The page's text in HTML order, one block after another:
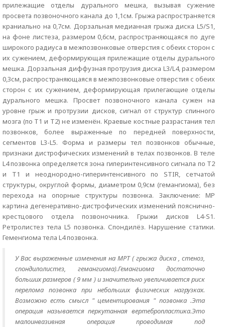
прилежащие отделы дурального мешка, вызывая сужение
просвета позвоночного канала до 1,1см. Грыжа распространяется
краниально на 0,7см. Дорзальная медианная грыжа диска L5/S1,
на фоне листеза, размером 0,6см, распространяющаяся по дуге
широкого радиуса в межпозвонковые отверстия с обеих сторон с
их сужением, деформирующая прилежащие отделы дурального
мешка. Дорзальная диффузная протрузия диска L3/L4, размером
0,3см, распространяющаяся в межпозвонковые отверстия с обеих
сторон с их сужением, деформирующая прилегающие отделы
дурального мешка. Просвет позвоночного канала сужен на
уровне грыж и протрузии дисков, сигнал от структур спинного
мозга (по Т1 и Т2) не изменён. Краевые костные разрастания тел
позвонков, более выраженные по передней поверхности,
сегментов L3-L5. Форма и размеры тел позвонков обычные,
признаки дистрофических изменений в телах позвонков. В теле
L4 позвонка определяется зона гиперинтенсивного сигнала по Т2
и Т1 и неоднородно-гиперинтенсивного по STIR, сетчатой
структуры, округлой формы, диаметром 0,9см (гемангиома), без
перехода на опорные структуры позвонка. Заключение: МР
картина дегенеративно-дистрофических изменений пояснично-
крестцового отдела позвоночника. Грыжи дисков L4-S1.
Ретролистез тела L5 позвонка. Спондилёз. Нарушение статики.
Геменгиома тела L4 позвонка.
У Вас выраженные изменения на МРТ ( грыжа диска , стеноз,
спондилолистез, гемангиома).Гемангиома достаточно
больших размеров ( 9 мм ) и значительно увеличивается риск
перелома позвонка при небольших физических нагрузках.
Возможно есть смысл " цементирования " позвонка .Эта
операция называется перкутанная вертебропластика.Это
малоинвазивная операция проводимая под